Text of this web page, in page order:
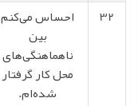
32
احساس می‌کنم
بین
ناهماهنگی‌های
محل کار گرفتار
شده‌ام.